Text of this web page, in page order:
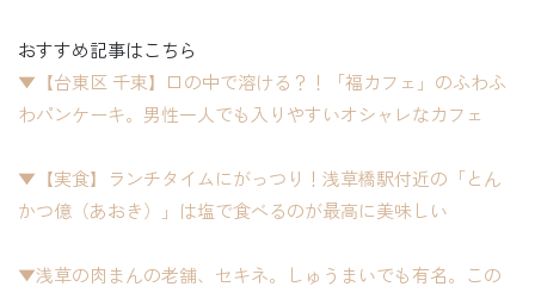
おすすめ記事はこちら
▼【台東区 千束】口の中で溶ける？！「福カフェ」のふわふ
わパンケーキ。男性一人でも入りやすいオシャレなカフェ
▼【実食】ランチタイムにがっつり！浅草橋駅付近の「とん
かつ億（あおき）」は塩で食べるのが最高に美味しい
▼浅草の肉まんの老舗、セキネ。しゅうまいでも有名。この